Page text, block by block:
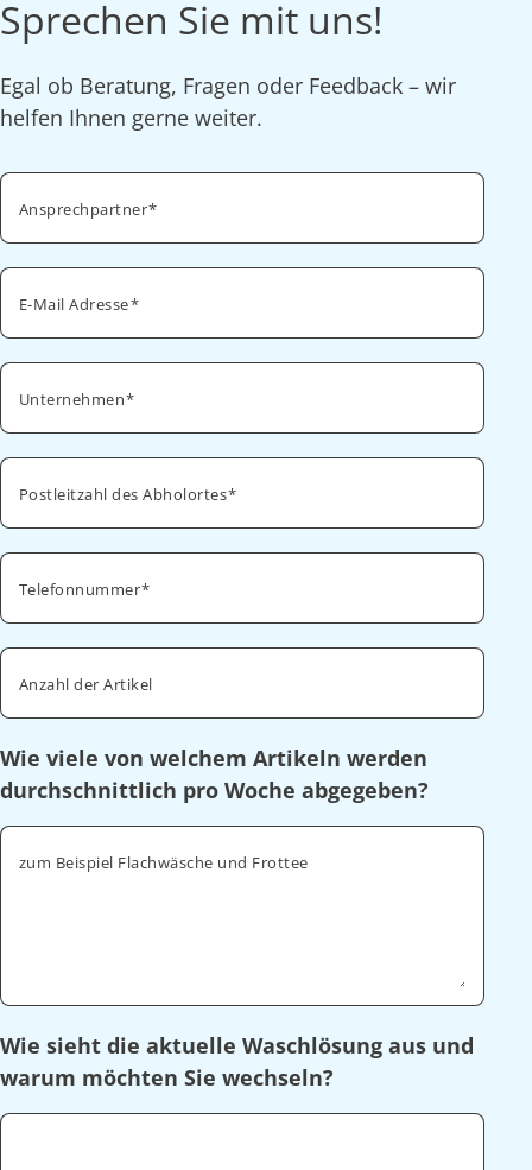
Sprechen Sie mit uns!
Egal ob Beratung, Fragen oder Feedback – wir
helfen Ihnen gerne weiter.
Ansprechpartner
E-Mail Adresse
Unternehmen
Postleitzahl des Abholortes
Telefonnummer
Anzahl der Artikel
Wie viele von welchem Artikeln werden
durchschnittlich pro Woche abgegeben?
zum Beispiel Flachwäsche und Frottee
Wie sieht die aktuelle Waschlösung aus und
warum möchten Sie wechseln?